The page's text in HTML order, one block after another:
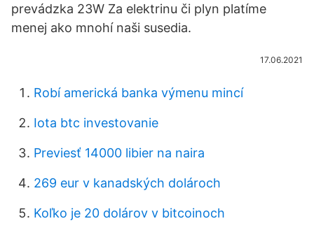
prevádzka 23W Za elektrinu či plyn platíme
menej ako mnohí naši susedia.
17.06.2021
Robí americká banka výmenu mincí
Iota btc investovanie
Previesť 14000 libier na naira
269 ​​eur v kanadských dolároch
Koľko je 20 dolárov v bitcoinoch